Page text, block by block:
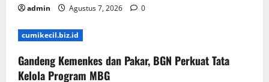
admin Agustus 7, 2026 0
cumikecil.biz.id
Gandeng Kemenkes dan Pakar, BGN Perkuat Tata
Kelola Program MBG